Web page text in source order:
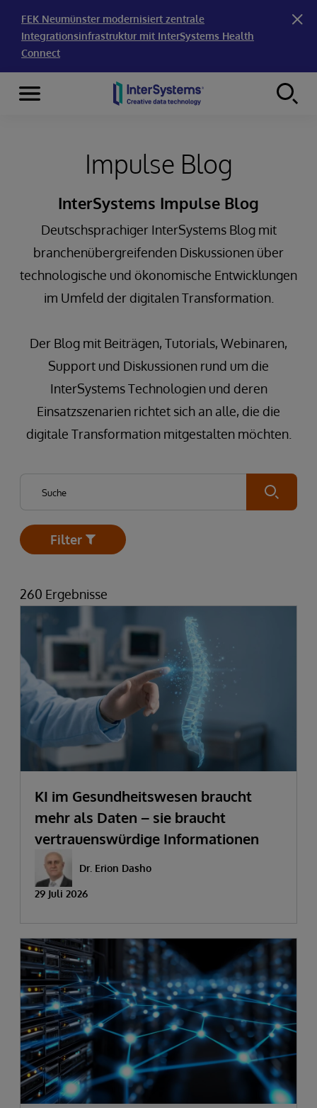
FEK Neumünster modernisiert zentrale
Integrationsinfrastruktur mit InterSystems Health
Connect
Skip to content
Menu
Impulse Blog
InterSystems Impulse Blog
Deutschsprachiger InterSystems Blog mit
branchenübergreifenden Diskussionen über
technologische und ökonomische Entwicklungen
im Umfeld der digitalen Transformation.
Der Blog mit Beiträgen, Tutorials, Webinaren,
Support und Diskussionen rund um die
InterSystems Technologien und deren
Einsatzszenarien richtet sich an alle, die die
digitale Transformation mitgestalten möchten.
Submit
Open
Filter
260 Ergebnisse
KI im Gesundheitswesen braucht
mehr als Daten – sie braucht
vertrauenswürdige Informationen
Dr. Erion Dasho
29 Juli 2026